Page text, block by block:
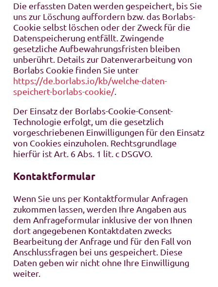
Die erfassten Daten werden gespeichert, bis Sie
uns zur Löschung auffordern bzw. das Borlabs-
Cookie selbst löschen oder der Zweck für die
Datenspeicherung entfällt. Zwingende
gesetzliche Aufbewahrungsfristen bleiben
unberührt. Details zur Datenverarbeitung von
Borlabs Cookie finden Sie unter
https://de.borlabs.io/kb/welche-daten-
speichert-borlabs-cookie/.
Der Einsatz der Borlabs-Cookie-Consent-
Technologie erfolgt, um die gesetzlich
vorgeschriebenen Einwilligungen für den Einsatz
von Cookies einzuholen. Rechtsgrundlage
hierfür ist Art. 6 Abs. 1 lit. c DSGVO.
Kontaktformular
Wenn Sie uns per Kontaktformular Anfragen
zukommen lassen, werden Ihre Angaben aus
dem Anfrageformular inklusive der von Ihnen
dort angegebenen Kontaktdaten zwecks
Bearbeitung der Anfrage und für den Fall von
Anschlussfragen bei uns gespeichert. Diese
Daten geben wir nicht ohne Ihre Einwilligung
weiter.